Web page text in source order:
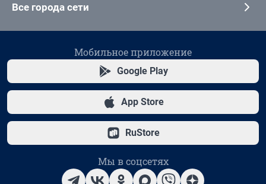
Все города сети
Мобильное приложение
Google Play
App Store
RuStore
Мы в соцсетях